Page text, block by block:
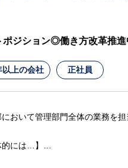
ジション◎働き方改革推進
以上の会社 正社員
おいて管理部門全体の業務を担
的には…】